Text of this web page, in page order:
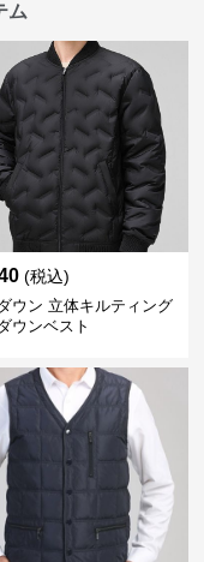
ム
(税込)
ウン 立体キルティング
ウンベスト